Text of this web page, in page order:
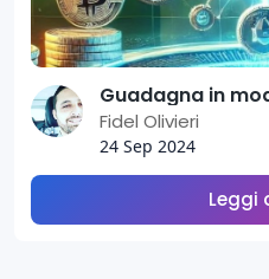
Fidel Olivieri
24 Sep 2024
Leggi